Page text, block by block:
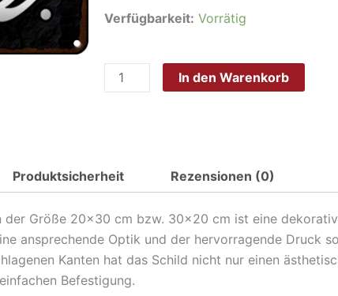
Verfügbarkeit: Vorrätig
Schild
Spruch
Männer
spielen
Darts
Metall
In den Warenkorb
Produktsicherheit Rezensionen (0)
der Größe 20×30 cm bzw. 30×20 cm ist eine
ansprechende Optik und der hervorragende Druck
Kanten hat das Schild nicht nur einen
Befestigung.